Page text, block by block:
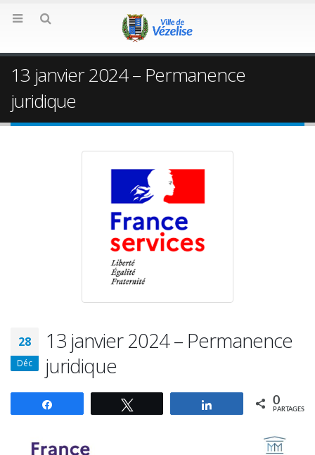
13 janvier 2024 – Permanence
juridique
28
Déc
13 janvier 2024 – Permanence
juridique
Partagez 0
PARTAGES